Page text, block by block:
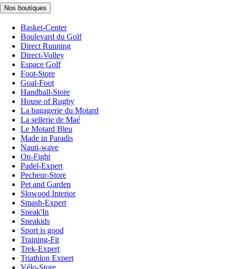
Nos boutiques
Basket-Center
Boulevard du Golf
Direct Running
Direct-Volley
Espace Golf
Foot-Store
Goal-Foot
Handball-Store
House of Rugby
La bagagerie du Motard
La sellerie de Maé
Le Motard Bleu
Made in Paradis
Nauti-wave
On-Fight
Padel-Expert
Pecheur-Store
Pet and Garden
Slowood Interior
Smash-Expert
Sneak'In
Sneakids
Sport is good
Training-Fit
Trek-Expert
Triathlon Expert
Vélo-Store